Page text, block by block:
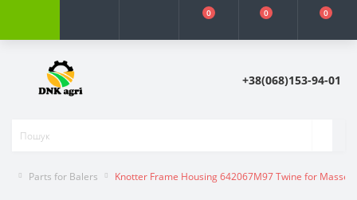
0 0 0
+38(068)153-94-01
Parts for Balers Knotter Frame Housing 642067M97 Twine for